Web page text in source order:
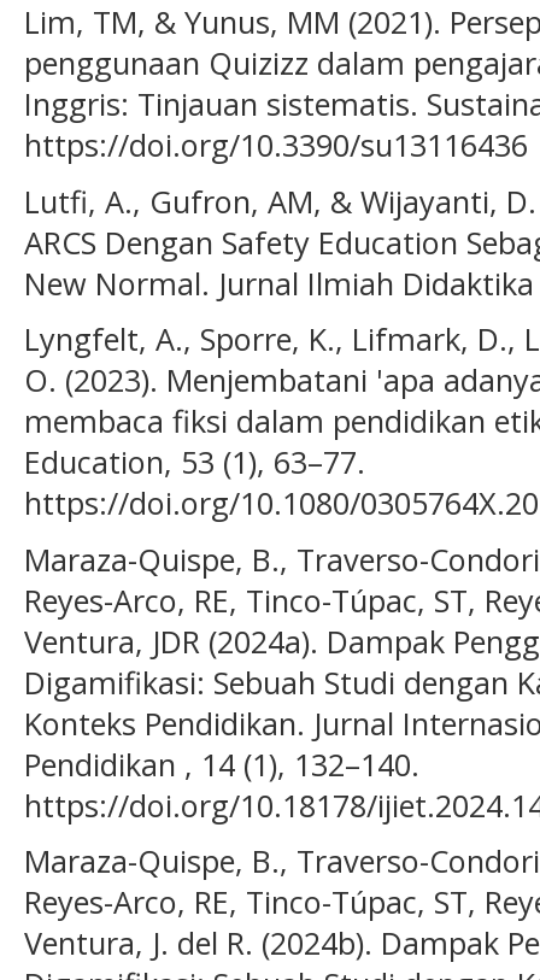
Lim, TM, & Yunus, MM (2021).
penggunaan Quizizz dalam
Inggris: Tinjauan sistematis.
https://doi.org/10.3390/su13116436
Lutfi, A., Gufron, AM, & Wijayanti,
ARCS Dengan Safety Education
New Normal. Jurnal Ilmiah Didaktika
Lyngfelt, A., Sporre, K., Lifmark, D.,
O. (2023). Menjembatani 'apa
membaca fiksi dalam pendidikan
Education, 53 (1), 63–77.
https://doi.org/10.1080/
Maraza-Quispe, B., Traverso-
Reyes-Arco, RE, Tinco-Túpac, ST,
Ventura, JDR (2024a). Dampak
Digamifikasi: Sebuah Studi dengan
Konteks Pendidikan. Jurnal
Pendidikan , 14 (1), 132–140.
https://doi.org/10.18178/
Maraza-Quispe, B., Traverso-
Reyes-Arco, RE, Tinco-Túpac, ST,
Ventura, J. del R. (2024b). Dampak